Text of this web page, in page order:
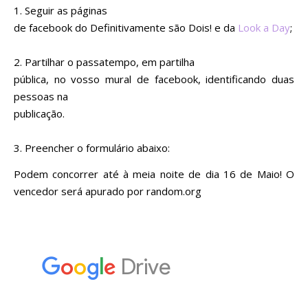
1. Seguir as páginas
de facebook do Definitivamente são Dois! e da Look a Day;
2. Partilhar o passatempo, em partilha
pública, no vosso mural de facebook, identificando duas
pessoas na
publicação.
3. Preencher o formulário abaixo:
Podem concorrer até à meia noite de dia 16 de Maio! O
vencedor será apurado por random.org